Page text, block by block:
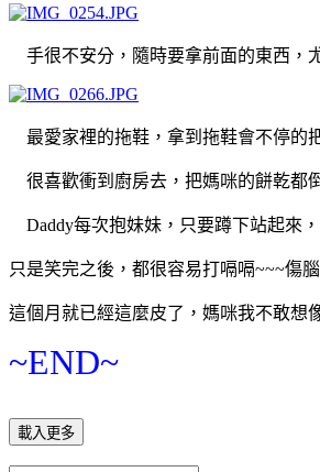
手很不安分，隨時要拿前面的東西，
最愛家裡的拖鞋，拿到拖鞋會不停的
很喜歡衝到廚房去，把媽咪的餅乾都
Daddy每次抱妹妹，只要蹲下站起來，
只是笑完之後，都很容易打嗝嗝~~~傷腦
這個月就已經這麼皮了，媽咪我不敢想
~END~
載入更多